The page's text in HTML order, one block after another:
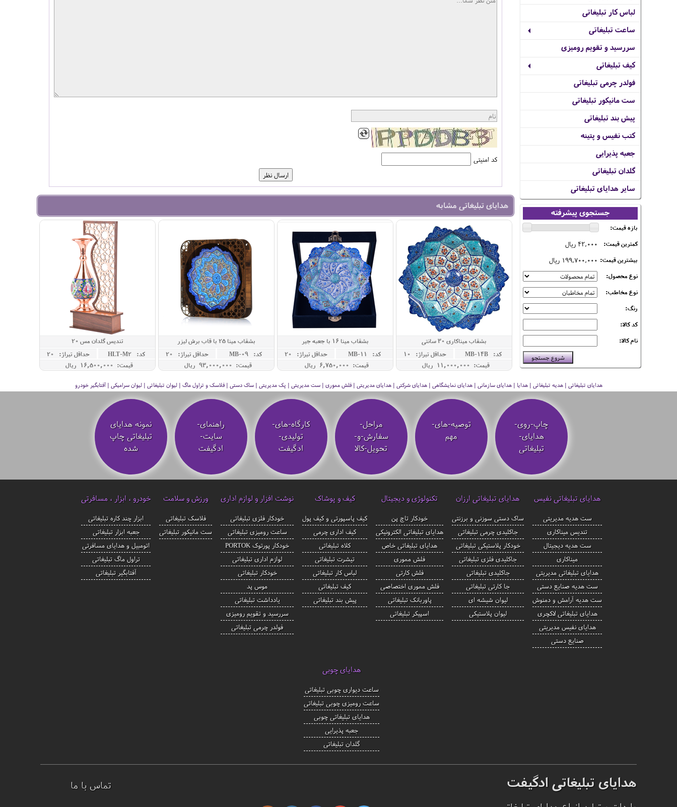
لباس کار تبلیغاتی
ساعت تبلیغاتی
سررسید و تقویم رومیزی
کیف تبلیغاتی
فولدر چرمی تبلیغاتی
ست مانیکور تبلیغاتی
پیش بند تبلیغاتی
کتب نفیس و پتینه
جعبه پذیرایی
گلدان تبلیغاتی
سایر هدایای تبلیغاتی
جستجوی پیشرفته
بازه قیمت:
کمترین قیمت:
42,000 ریال
بیشترین قیمت: 199,700,000 ریال
نوع محصول:
نوع مخاطب:
رنگ:
کد کالا:
نام کالا:
کد امنیتی
هدایای تبلیغاتی مشابه
بشقاب میناکاری 30 سانتی
کد: MB-14B
حداقل تيراژ: 10
قیمت: 11,000,000 ريال
بشقاب مینا 16 با جعبه جیر
کد: MB-11
حداقل تيراژ: 20
قیمت: 6,750,000 ريال
بشقاب مینا 25 با قاب برش لیزر
کد: MB-09
حداقل تيراژ: 20
قیمت: 93,000,000 ريال
تندیس گلدان مس 20
کد: HLT-M2
حداقل تيراژ: 20
قیمت: 16,500,000 ريال
هدایای تبلیغاتی | هدیه تبلیغاتی | هدایا | هدایای سازمانی | هدایای نمایشگاهی | هدایای شرکتی | هدایای مدیریتی | فلش مموری | ست مدیریتی | پک مدیریتی | ساک دستی | فلاسک و تراول ماگ | لیوان تبلیغاتی | لیوان سرامیکی | آفتابگیر خودرو
چاپ-روی-
هدایای-
تبلیغاتی
توصیه‌-های-
مهم
مراحل-
سفارش-و-
تحویل-کالا
کارگاه-های-
تولیدی-
ادگیفت
راهنمای-
سایت-
ادگیفت
نمونه هدایای
تبلیغاتی چاپ
شده
هدایای تبلیغاتی نفیس
ست هدیه مدیریتی
تندیس میناکاری
ست هدیه دیجیتال
میناکاری
هدایای تبلیغاتی مدیریتی
ست هدیه صنایع دستی
ست هدیه آرامش و دمنوش
هدایای تبلیغاتی لاکچری
هدایای نفیس مدیریتی
صنایع دستی
هدایای تبلیغاتی ارزان
ساک دستی سوزنی و برزنتی
جاکلیدی چرمی تبلیغاتی
خودکار پلاستیکی تبلیغاتی
جاکلیدی فلزی تبلیغاتی
جاکلیدی تبلیغاتی
جا کارتی تبلیغاتی
لیوان شیشه ای
لیوان پلاستیکی
تکنولوژی و دیجیتال
خودکار تاچ پن
هدایای تبلیغاتی الکترونیکی
هدایای تبلیغاتی خاص
فلش مموری
فلش کارتی
فلش مموری اختصاصی
پاوربانک تبلیغاتی
اسپیکر تبلیغاتی
کیف و پوشاک
کیف پاسپورتی و کیف پول
کیف اداری چرمی
کلاه تبلیغاتی
تیشرت تبلیغاتی
لباس کار تبلیغاتی
کیف تبلیغاتی
پیش بند تبلیغاتی
نوشت افزار و لوازم اداری
خودکار فلزی تبلیغاتی
ساعت رومیزی تبلیغاتی
خودکار پورتوک PORTOK
لوازم اداری تبلیغاتی
خودکار تبلیغاتی
موس پد
یادداشت تبلیغاتی
سررسید و تقویم رومیزی
فولدر چرمی تبلیغاتی
ورزش و سلامت
فلاسک تبلیغاتی
ست مانیکور تبلیغاتی
خودرو ، ابزار ، مسافرتی
ابزار چند کاره تبلیغاتی
جعبه ابزار تبلیغاتی
اتومبیل و هدایای مسافرتی
تراول ماگ تبلیغاتی
آفتابگیر تبلیغاتی
هدایای چوبی
ساعت دیواری چوبی تبلیغاتی
ساعت رومیزی چوبی تبلیغاتی
هدایای تبلیغاتی چوبی
جعبه پذیرایی
گلدان تبلیغاتی
هدایای تبلیغاتی ادگیفت تماس با ما